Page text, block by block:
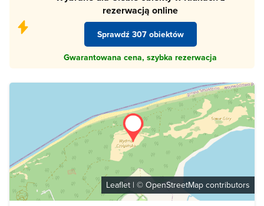
rezerwacją online
Sprawdź 307 obiektów
Gwarantowana cena, szybka rezerwacja
Leaflet | © OpenStreetMap contributors